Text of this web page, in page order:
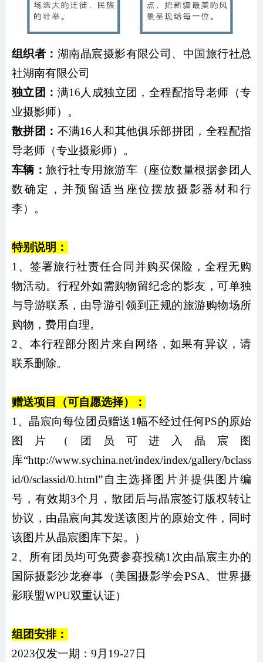
组织者： 湖南晶宸摄影有限公司、中国旅行社总
社湖南有限公司
独立团： 满16人成独立团，全程配指导老师（专
业摄影师）。
散拼团： 不满16人和其他俱乐部拼团， 全程配指
导老师（专业摄影师） 。
车辆：旅行社专用旅游车（座位数量根据参团人
数确定，并预留适当座位摆放摄影器材和行
李）。
特别说明：
1、签署旅行社责任合同并购买保险，全程无购
物活动。行程外如需购物留纪念的影友，可单独
与导游联系，由导游引领到正规的旅游购物场所
购物，费用自理。
2、本行程部分图片来自网络，如果有异议，请
联系删除。
赠送项目（可自愿选择）：
1、晶宸向每位团员赠送1幅不经过任何PS的原始
图片（团员可进入晶宸图
库“http://www.sychina.net/index/index/gallery/bclass
id/0/sclassid/0.html”自主选择图片并提供图片编
号，有效期3个月，散团后与晶宸签订版权转让
协议，由晶宸向其发送该图片的原始文件，同时
该图片从晶宸图库下架。）
2、所有团员均可免费参赛投稿1次由晶宸主办的
国际摄影沙龙赛事（美国摄影学会PSA、世界摄
影联盟WPU双重认证）
组团安排：
2023仅发一期： 9月19-27日